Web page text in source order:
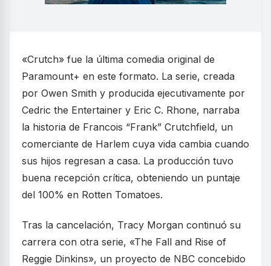
«Crutch» fue la última comedia original de
Paramount+ en este formato. La serie, creada
por Owen Smith y producida ejecutivamente por
Cedric the Entertainer y Eric C. Rhone, narraba
la historia de Francois “Frank” Crutchfield, un
comerciante de Harlem cuya vida cambia cuando
sus hijos regresan a casa. La producción tuvo
buena recepción crítica, obteniendo un puntaje
del 100% en Rotten Tomatoes.
Tras la cancelación, Tracy Morgan continuó su
carrera con otra serie, «The Fall and Rise of
Reggie Dinkins», un proyecto de NBC concebido